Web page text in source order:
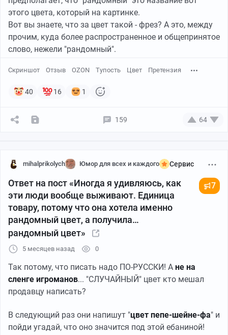
этого цвета, который на картинке.
Вот вы знаете, что за цвет такой - фрез? А это, между
прочим, куда более распространенное и общепринятое
слово, нежели "рандомный".
Скриншот Отзыв OZON Тупость Цвет Претензия
40 16 1
159 64
mihalprikolych Юмор для всех и каждого Сервис
Ответ на пост «Иногда я удивляюсь, как
эти люди вообще выживают. Единица
товару, потому что она хотела именно
рандомный цвет, а получила…
рандомный цвет»
7
5 месяцев назад 0
Так потому, что писать надо ПО-РУССКИ! А не на
сленге игроманов... "СЛУЧАЙНЫЙ" цвет кто мешал
продавцу написать?
В следующий раз они напишут "цвет пепе-шейне-фа" и
пойди угадай, что оно значится под этой ебаниной!